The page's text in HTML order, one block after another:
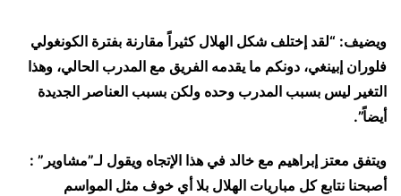
ويضيف: “لقد إختلف شكل الهلال كثيراً مقارنة بفترة الكونغولي
فلوران إبينغي، دونكم ما يقدمه الفريق مع المدرب الحالي، وهذا
التغير ليس بسبب المدرب وحده ولكن بسبب العناصر الجديدة
أيضاً”.
ويتفق معتز إبراهيم مع خالد في هذا الإتجاه ويقول لـ”مشاوير” :
أصبحنا نتابع كل مباريات الهلال بلا أي خوف مثل المواسم